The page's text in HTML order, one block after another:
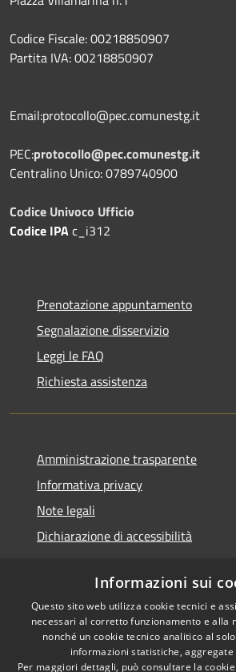
Codice Fiscale: 00218850907
Partita IVA: 00218850907
Email:protocollo@pec.comunestg.it
PEC:protocollo@pec.comunestg.it
Centralino Unico: 0789740900
Codice Univoco Ufficio
Codice IPAc_i312
Prenotazione appuntamento
Segnalazione disservizio
Leggi le FAQ
Richiesta assistenza
Amministrazione trasparente
Informativa privacy
Note legali
Dichiarazione di accessibilità
RSS
Accessibilità
Informazioni sui
Questo sito web utilizza cookie tecnici e
necessari al corretto funzionamento e alla
nonché un cookie tecnico analitico al
informazioni statistiche, aggregate
Per maggiori dettagli, può consultare la